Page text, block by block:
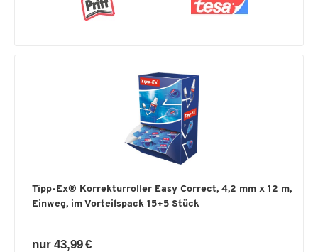
Tipp-Ex® Korrekturroller Easy Correct, 4,2 mm x 12 m,
Einweg, im Vorteilspack 15+5 Stück
nur 43,99 €